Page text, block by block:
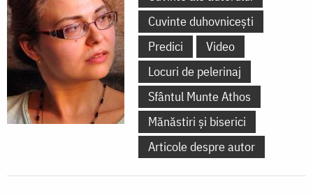
Cuvinte duhovnicești
Predici
Video
Locuri de pelerinaj
Sfântul Munte Athos
Mănăstiri și biserici
Articole despre autor